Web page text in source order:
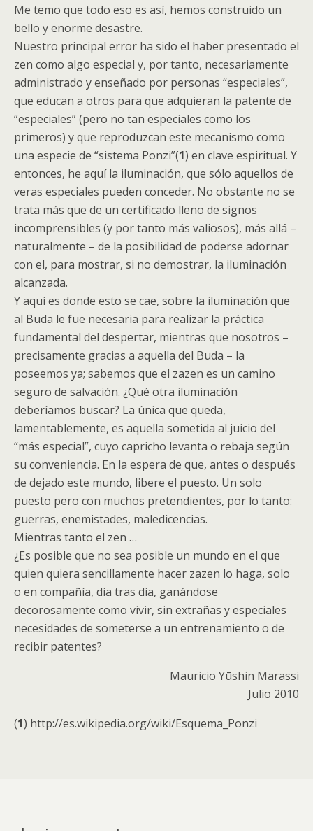
Me temo que todo eso es así, hemos construido un
bello y enorme desastre.
Nuestro principal error ha sido el haber presentado el
zen como algo especial y, por tanto, necesariamente
administrado y enseñado por personas “especiales”,
que educan a otros para que adquieran la patente de
“especiales” (pero no tan especiales como los
primeros) y que reproduzcan este mecanismo como
una especie de “sistema Ponzi”(1) en clave espiritual. Y
entonces, he aquí la iluminación, que sólo aquellos de
veras especiales pueden conceder. No obstante no se
trata más que de un certificado lleno de signos
incomprensibles (y por tanto más valiosos), más allá –
naturalmente – de la posibilidad de poderse adornar
con el, para mostrar, si no demostrar, la iluminación
alcanzada.
Y aquí es donde esto se cae, sobre la iluminación que
al Buda le fue necesaria para realizar la práctica
fundamental del despertar, mientras que nosotros –
precisamente gracias a aquella del Buda – la
poseemos ya; sabemos que el zazen es un camino
seguro de salvación. ¿Qué otra iluminación
deberíamos buscar? La única que queda,
lamentablemente, es aquella sometida al juicio del
“más especial”, cuyo capricho levanta o rebaja según
su conveniencia. En la espera de que, antes o después
de dejado este mundo, libere el puesto. Un solo
puesto pero con muchos pretendientes, por lo tanto:
guerras, enemistades, maledicencias.
Mientras tanto el zen …
¿Es posible que no sea posible un mundo en el que
quien quiera sencillamente hacer zazen lo haga, solo
o en compañía, día tras día, ganándose
decorosamente como vivir, sin extrañas y especiales
necesidades de someterse a un entrenamiento o de
recibir patentes?
Mauricio Yūshin Marassi
Julio 2010
(1) http://es.wikipedia.org/wiki/Esquema_Ponzi